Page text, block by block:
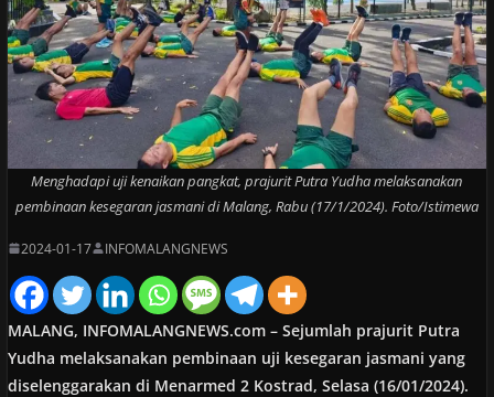
Menghadapi uji kenaikan pangkat, prajurit Putra Yudha melaksanakan
pembinaan kesegaran jasmani di Malang, Rabu (17/1/2024). Foto/Istimewa
2024-01-17 INFOMALANGNEWS
MALANG, INFOMALANGNEWS.com – Sejumlah prajurit Putra
Yudha melaksanakan pembinaan uji kesegaran jasmani yang
diselenggarakan di Menarmed 2 Kostrad, Selasa (16/01/2024).